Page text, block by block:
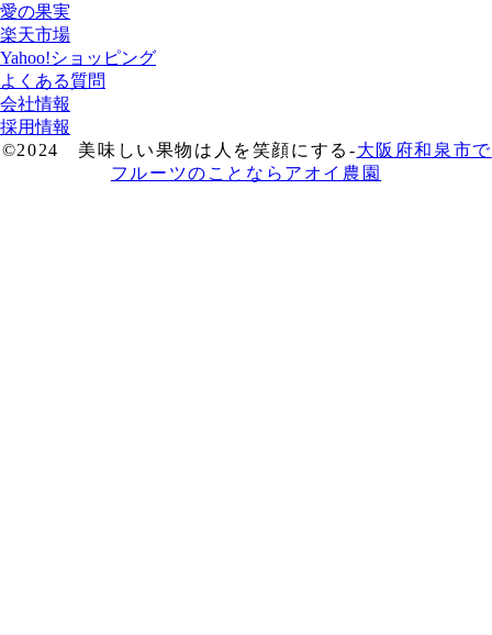
愛の果実
楽天市場
Yahoo!ショッピング
よくある質問
会社情報
採用情報
©2024 美味しい果物は人を笑顔にする-大阪府和泉市で
フルーツのことならアオイ農園